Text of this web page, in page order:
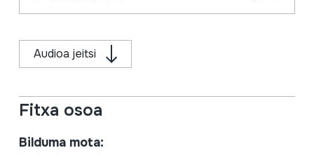
Audioa jeitsi
Fitxa osoa
Bilduma mota: